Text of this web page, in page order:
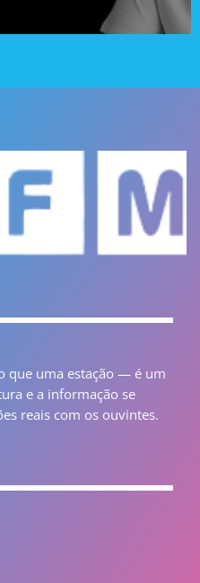
que uma estação — é um
e a informação se
reais com os ouvintes.